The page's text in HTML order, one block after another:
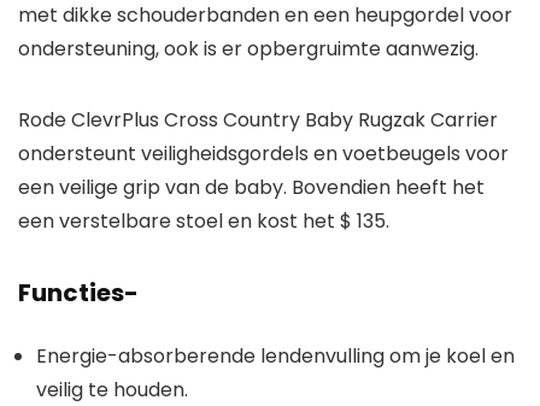
met dikke schouderbanden en een heupgordel voor
ondersteuning, ook is er opbergruimte aanwezig.
Rode ClevrPlus Cross Country Baby Rugzak Carrier
ondersteunt veiligheidsgordels en voetbeugels voor
een veilige grip van de baby. Bovendien heeft het
een verstelbare stoel en kost het $ 135.
Functies-
Energie-absorberende lendenvulling om je koel en
veilig te houden.